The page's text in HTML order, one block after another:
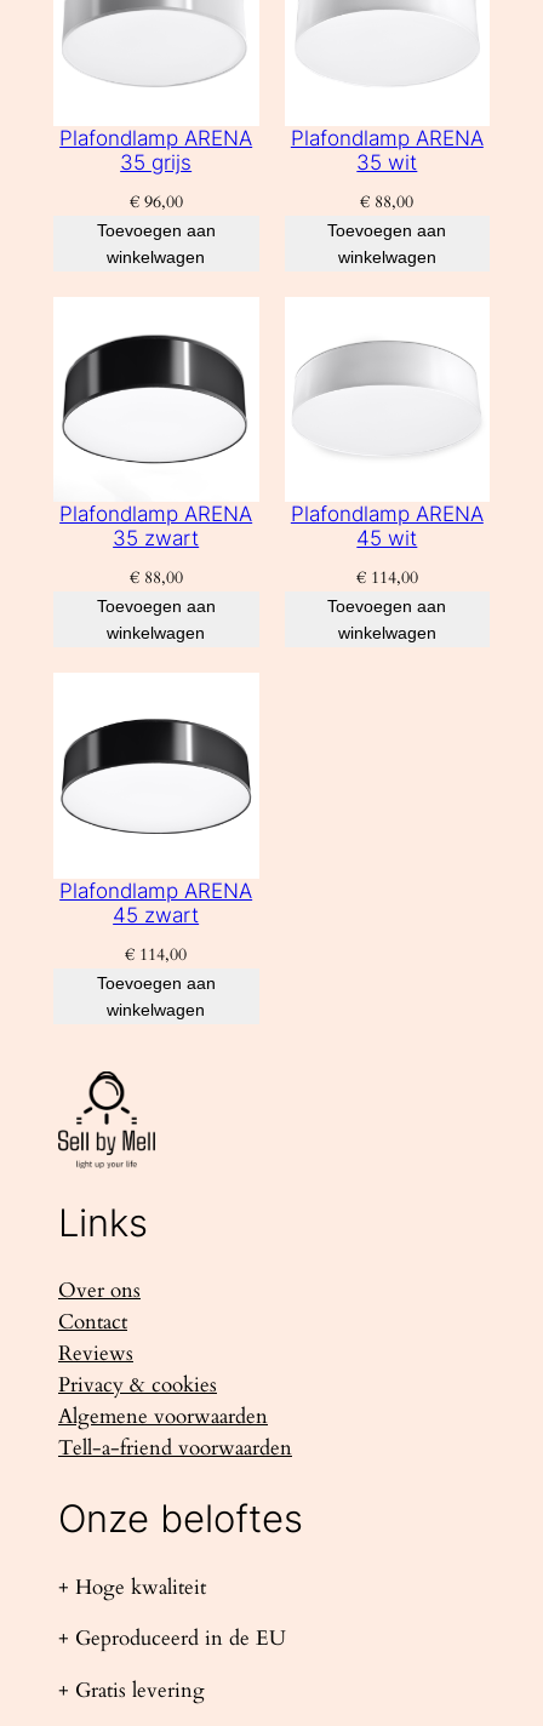
Plafondlamp ARENA
35 grijs
€96,00
Toevoegen aan
winkelwagen
Plafondlamp ARENA
35 wit
€ 88,00
Toevoegen aan
winkelwagen
Plafondlamp ARENA
35 zwart
€88,00
Toevoegen aan
winkelwagen
Plafondlamp ARENA
45 wit
€114,00
Toevoegen aan
winkelwagen
Plafondlamp ARENA
45 zwart
€ 114,00
Toevoegen aan
winkelwagen
Links
Over ons
Contact
Reviews
Privacy & cookies
Algemene voorwaarden
Tell-a-friend voorwaarden
Onze beloftes
+ Hoge kwaliteit
+ Geproduceerd in de EU
+ Gratis levering